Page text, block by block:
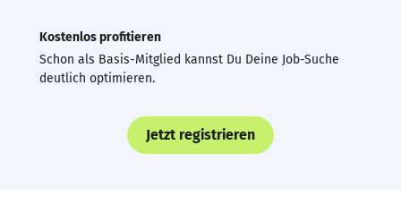
Kostenlos profitieren
Schon als Basis-Mitglied kannst Du Deine Job-Suche
deutlich optimieren.
Jetzt registrieren